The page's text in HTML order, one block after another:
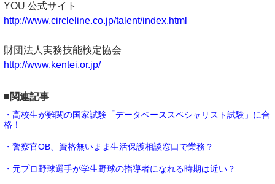
YOU 公式サイト
http://www.circleline.co.jp/talent/index.html
財団法人実務技能検定協会
http://www.kentei.or.jp/
■関連記事
・高校生が難関の国家試験「データベーススペシャリスト試験」に合
格！
・警察官OB、資格無いまま生活保護相談窓口で業務？
・元プロ野球選手が学生野球の指導者になれる時期は近い？